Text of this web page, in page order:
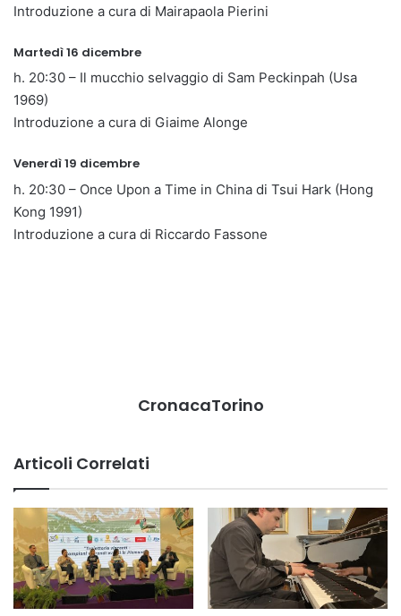
Introduzione a cura di Mairapaola Pierini
Martedì 16 dicembre
h. 20:30 – Il mucchio selvaggio di Sam Peckinpah (Usa
1969)
Introduzione a cura di Giaime Alonge
Venerdì 19 dicembre
h. 20:30 – Once Upon a Time in China di Tsui Hark (Hong
Kong 1991)
Introduzione a cura di Riccardo Fassone
CronacaTorino
Articoli Correlati